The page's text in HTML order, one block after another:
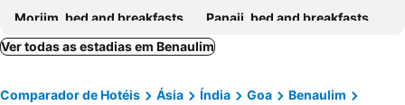
Morjim, bed and breakfasts
Panaji, bed and breakfasts
Vasco da Gama, bed and breakfasts
Anjuna, bed and breakfasts
Siolim, bed and breakfasts
Ponda, bed and breakfasts
Ver todas as estadias em Benaulim
Comparador de Hotéis Ásia Índia Goa
Benaulim